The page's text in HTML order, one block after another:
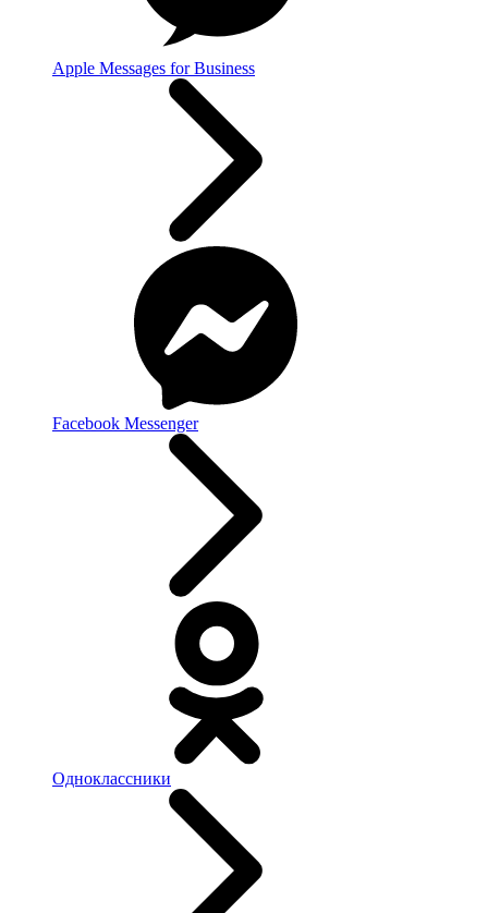
Apple Messages for Business
Facebook Messenger
Одноклассники